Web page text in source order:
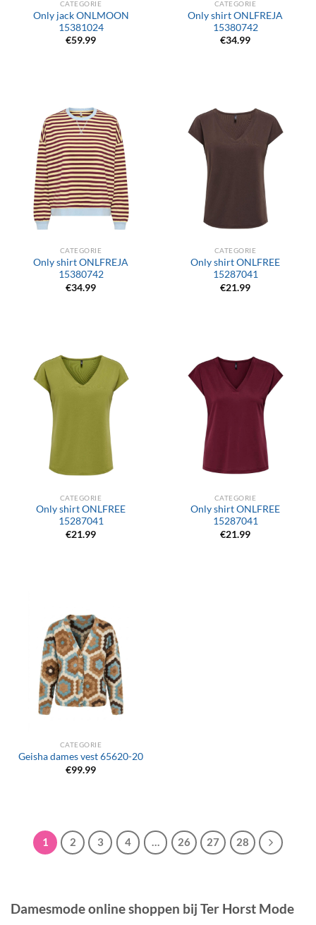
CATEGORIE
Only jack ONLMOON
15381024
€59.99
CATEGORIE
Only shirt ONLFREJA
15380742
€34.99
CATEGORIE
Only shirt ONLFREJA
15380742
€34.99
CATEGORIE
Only shirt ONLFREE
15287041
€21.99
CATEGORIE
Only shirt ONLFREE
15287041
€21.99
CATEGORIE
Only shirt ONLFREE
15287041
€21.99
CATEGORIE
Geisha dames vest 65620-20
€99.99
1 2 3 4 … 26 27 28
Damesmode online shoppen bij Ter Horst Mode